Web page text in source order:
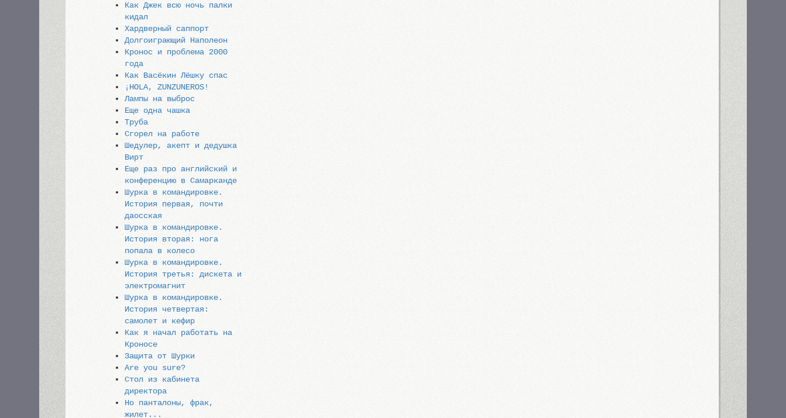
Как Джек всю ночь палки
кидал
Хардверный саппорт
Долгоиграющий Наполеон
Кронос и проблема 2000
года
Как Васёкин Лёшку спас
¡HOLA, ZUNZUNEROS!
Лампы на выброс
Еще одна чашка
Труба
Сгорел на работе
Шедулер, акепт и дедушка
Вирт
Еще раз про английский и
конференцию в Самарканде
Шурка в командировке.
История первая, почти
даосская
Шурка в командировке.
История вторая: нога
попала в колесо
Шурка в командировке.
История третья: дискета и
электромагнит
Шурка в командировке.
История четвертая:
самолет и кефир
Как я начал работать на
Кроносе
Защита от Шурки
Are you sure?
Стол из кабинета
директора
Но панталоны, фрак,
жилет...